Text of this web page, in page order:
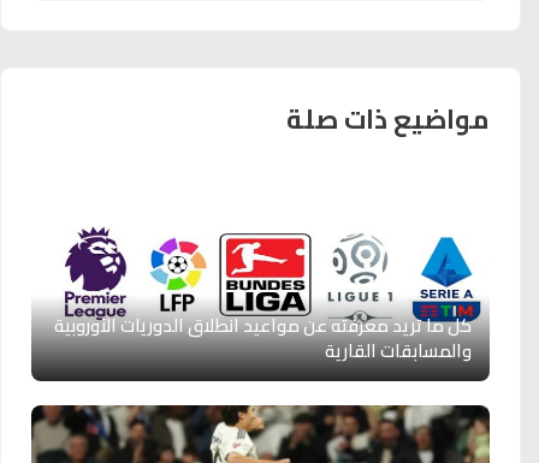
مواضيع ذات صلة
كل ما تريد معرفته عن مواعيد انطلاق الدوريات الأوروبية
والمسابقات القارية